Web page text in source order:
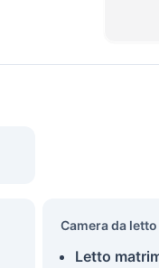
Camera da letto
Letto